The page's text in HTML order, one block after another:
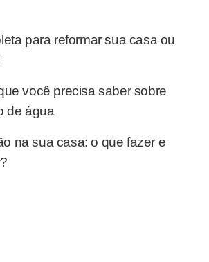
para reformar sua casa ou
você precisa saber sobre
de água
na sua casa: o que fazer e